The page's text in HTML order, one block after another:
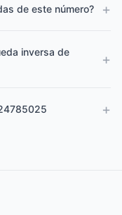
de este número? +
inversa de
+
+